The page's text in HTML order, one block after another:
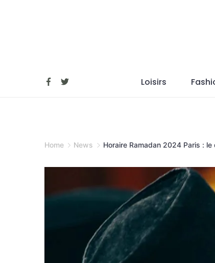
Loisirs
Home News Horaire Ramadan 2024 Paris :